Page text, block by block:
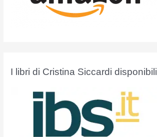
I libri di Cristina Siccardi